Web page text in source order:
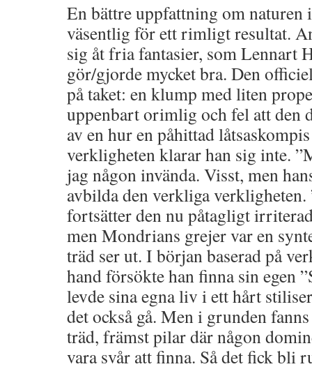
En bättre uppfattning om naturen
väsentlig för ett rimligt resultat.
sig åt fria fantasier, som Lennart
gör/gjorde mycket bra. Den
på taket: en klump med liten
uppenbart orimlig och fel att den
av en hur en påhittad
verkligheten klarar han sig inte.
jag någon invända. Visst, men
avbilda den verkliga
fortsätter den nu påtagligt
men Mondrians grejer var en
träd ser ut. I början baserad på
hand försökte han finna sin egen
levde sina egna liv i ett hårt
det också gå. Men i grunden
träd, främst pilar där någon
vara svår att finna. Så det fick bli